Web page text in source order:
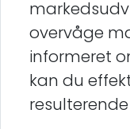
overvåge
informeret
kan du